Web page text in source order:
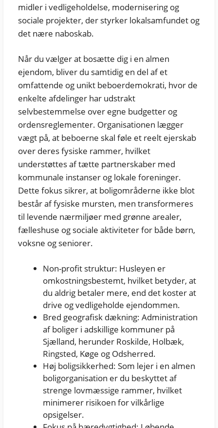
midler i vedligeholdelse, modernisering og
sociale projekter, der styrker lokalsamfundet og
det nære naboskab.
Når du vælger at bosætte dig i en almen
ejendom, bliver du samtidig en del af et
omfattende og unikt beboerdemokrati, hvor de
enkelte afdelinger har udstrakt
selvbestemmelse over egne budgetter og
ordensreglementer. Organisationen lægger
vægt på, at beboerne skal føle et reelt ejerskab
over deres fysiske rammer, hvilket
understøttes af tætte partnerskaber med
kommunale instanser og lokale foreninger.
Dette fokus sikrer, at boligområderne ikke blot
består af fysiske mursten, men transformeres
til levende nærmiljøer med grønne arealer,
fælleshuse og sociale aktiviteter for både børn,
voksne og seniorer.
Non-profit struktur: Husleyen er
omkostningsbestemt, hvilket betyder, at
du aldrig betaler mere, end det koster at
drive og vedligeholde ejendommen.
Bred geografisk dækning: Administration
af boliger i adskillige kommuner på
Sjælland, herunder Roskilde, Holbæk,
Ringsted, Køge og Odsherred.
Høj boligsikkerhed: Som lejer i en almen
boligorganisation er du beskyttet af
strenge lovmæssige rammer, hvilket
minimerer risikoen for vilkårlige
opsigelser.